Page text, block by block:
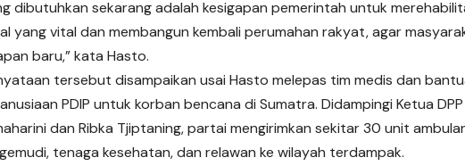
dibutuhkan sekarang adalah kesigapan pemerintah untuk
yang vital dan membangun kembali perumahan rakyat, agar
baru,” kata Hasto.
tersebut disampaikan usai Hasto melepas tim medis dan
PDIP untuk korban bencana di Sumatra. Didampingi Ketua DPP
dan Ribka Tjiptaning, partai mengirimkan sekitar 30 unit
tenaga kesehatan, dan relawan ke wilayah terdampak.